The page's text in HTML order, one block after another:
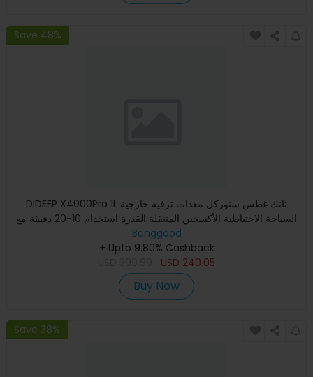
Save 48%
DIDEEP X4000Pro 1L تانك غطس سنوركل معدات ترفيه خارجية
السباحة الاحتياطية الأكسجين المتنقلة القدرة استخدام 10-20 دقيقة مع
Banggood
+ Upto 9.80% Cashback
USD 240.05
Buy Now
Save 38%